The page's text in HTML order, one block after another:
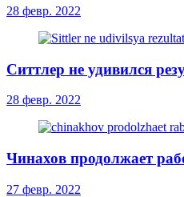
28 февр. 2022
Ситтлер не удивился
28 февр. 2022
Чинахов продолжает
27 февр. 2022